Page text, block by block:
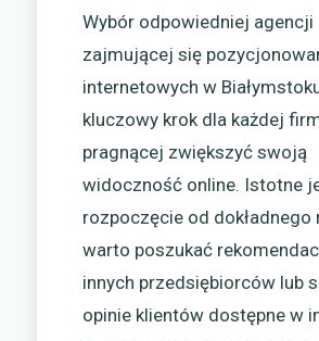
Wybór odpowiedniej agencji
zajmującej się
internetowych w
kluczowy krok dla każdej
pragnącej zwiększyć swoją
widoczność online. Istotne
rozpoczęcie od dokładnego
warto poszukać
innych przedsiębiorców lub
opinie klientów dostępne w